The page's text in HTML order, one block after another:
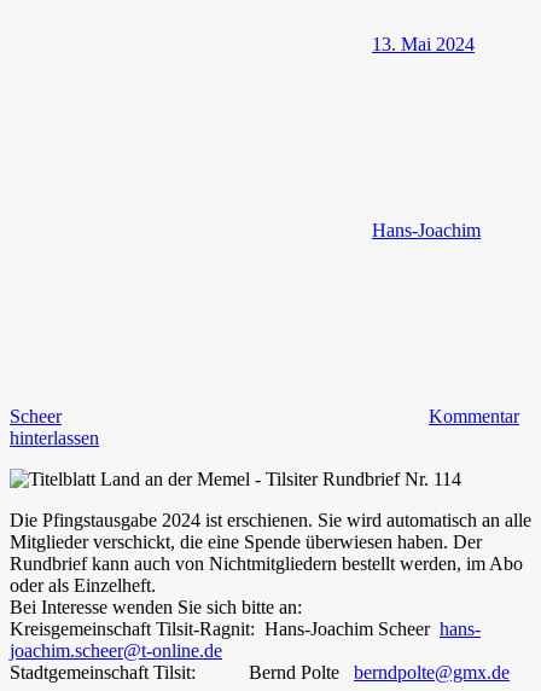
13. Mai 2024
Hans-Joachim
Scheer
Kommentar
hinterlassen
Die Pfingstausgabe 2024 ist erschienen. Sie wird automatisch an alle
Mitglieder verschickt, die eine Spende überwiesen haben. Der
Rundbrief kann auch von Nichtmitgliedern bestellt werden, im Abo
oder als Einzelheft.
Bei Interesse wenden Sie sich bitte an:
Kreisgemeinschaft Tilsit-Ragnit: Hans-Joachim Scheer hans-
joachim.scheer@t-online.de
Stadtgemeinschaft Tilsit: Bernd Polte berndpolte@gmx.de